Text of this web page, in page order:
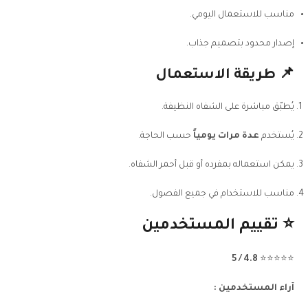
مناسب للاستعمال اليومي.
إصدار محدود بتصميم جذاب.
📌 طريقة الاستعمال
يُطبّق مباشرة على الشفاه النظيفة.
يُستخدم عدة مرات يومياً حسب الحاجة.
يمكن استعماله بمفرده أو قبل أحمر الشفاه.
مناسب للاستخدام في جميع الفصول.
⭐ تقييم المستخدمين
⭐️⭐️⭐️⭐️⭐️
4.8 / 5
آراء المستخدمين :